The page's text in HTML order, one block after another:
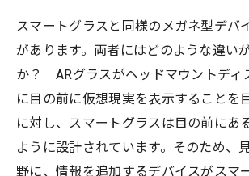
スマートグラスと同様のメガネ型デバ
があります。両者にはどのような違い
か？ ARグラスがヘッドマウントディ
に目の前に仮想現実を表示することを
に対し、スマートグラスは目の前にあ
ように設計されています。そのため、
野に、情報を追加するデバイスがスマ